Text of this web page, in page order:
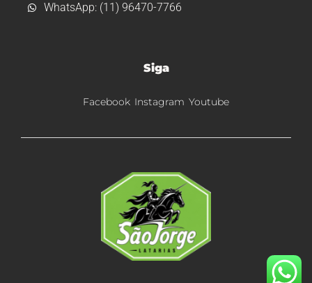
WhatsApp: (11) 96470-7766
Siga
Facebook Instagram Youtube